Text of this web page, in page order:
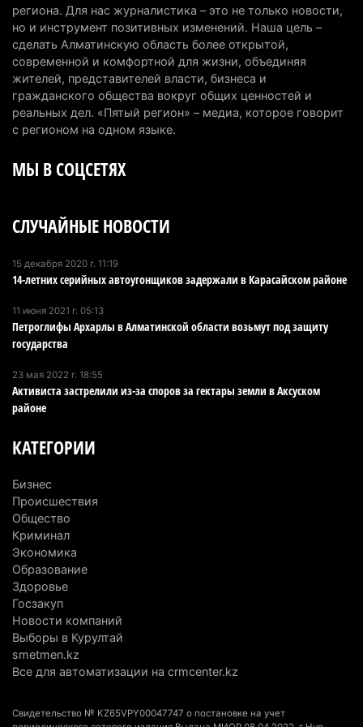
Партия «Әділет» предложила превратить
университеты в центры технологий и новых
рабочих мест
4 августа 2026 г. 15:11
В Алматинской области назначили нового
председателя административного суда
В Алматинской области второй день не могут
4 августа 2026 г. 13:02
В Алматы приостановили лицензии 350
строительным компаниям
В команде акима Алатау новое назначение: кто
4 августа 2026 г. 11:40
Выборы в Курултай: Алматинская область вошла
количеством избирателей
«От экспорта сырья - к сложным
производствам»: партия «Әділет» представила в
Актобе план диверсификации
3 августа 2026 г. 20:46
Солдат-срочник выпал из окна четвертого этажа
казармы в Конаеве
3 августа 2026 г. 18:08
региона. Для нас журналистика – это не только новости,
но и инструмент позитивных изменений. Наша цель –
сделать Алматинскую область более открытой,
современной и комфортной для жизни, объединяя
жителей, представителей власти, бизнеса и
гражданского общества вокруг общих ценностей и
реальных дел. «Пятый регион» – медиа, которое говорит
с регионом на одном языке.
МЫ В СОЦСЕТЯХ
СЛУЧАЙНЫЕ НОВОСТИ
15 декабря 2020 г. 11:19
14-летних серийных автоугонщиков задержали в Карасайском районе
11 июня 2021 г. 05:13
Петроглифы Архарлы в Алматинской области возьмут под защиту
государства
23 мая 2022 г. 18:55
Активиста застрелили из-за споров за гектары земли в Аксуском
районе
КАТЕГОРИИ
Бизнес
Происшествия
Общество
Криминал
Экономика
Образование
Здоровье
Госзакуп
Новости компаний
Выборы в Курултай
smetmen.kz
Все для автоматизации на crmcenter.kz
Свидетельство № KZ65VPY00047747 о постановке на учет